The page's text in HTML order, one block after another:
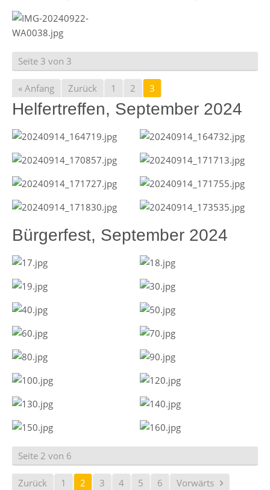
Seite 3 von 3
« Anfang Zurück 1 2 3
Helfertreffen, September 2024
Bürgerfest, September 2024
Seite 2 von 6
Zurück 1 2 3 4 5 6 Vorwärts